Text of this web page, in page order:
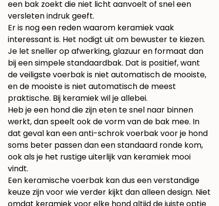
een bak zoekt die niet licht aanvoelt of snel een
versleten indruk geeft.
Er is nog een reden waarom keramiek vaak
interessant is. Het nodigt uit om bewuster te kiezen.
Je let sneller op afwerking, glazuur en formaat dan
bij een simpele standaardbak. Dat is positief, want
de veiligste voerbak is niet automatisch de mooiste,
en de mooiste is niet automatisch de meest
praktische. Bij keramiek wil je allebei.
Heb je een hond die zijn eten te snel naar binnen
werkt, dan speelt ook de vorm van de bak mee. In
dat geval kan eenanti-schrok voerbak voor je hond
soms beter passen dan een standaard ronde kom,
ook als je het rustige uiterlijk van keramiek mooi
vindt.
Een keramische voerbak kan dus een verstandige
keuze zijn voor wie verder kijkt dan alleen design. Niet